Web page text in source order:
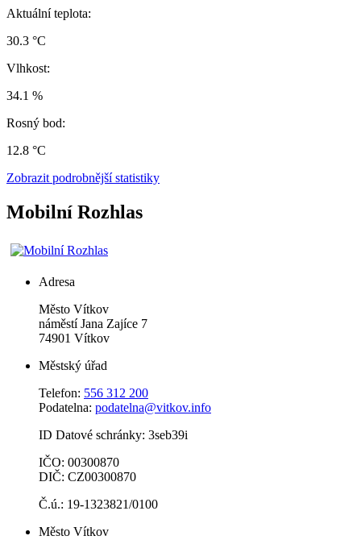
Aktuální teplota:
30.3 °C
Vlhkost:
34.1 %
Rosný bod:
12.8 °C
Zobrazit podrobnější statistiky
Mobilní Rozhlas
Adresa
Město Vítkov
náměstí Jana Zajíce 7
74901 Vítkov
Městský úřad
Telefon: 556 312 200
Podatelna: podatelna@vitkov.info
ID Datové schránky: 3seb39i
IČO: 00300870
DIČ: CZ00300870
Č.ú.: 19-1323821/0100
Město Vítkov